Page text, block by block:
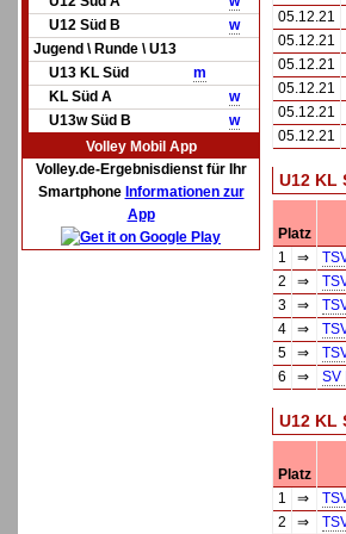
U12 Süd B
w
Jugend \ Runde \ U13
U13 KL Süd
m
KL Süd A
w
U13w Süd B
w
Volley Mobil App
Volley.de-Ergebnisdienst für Ihr
Smartphone Informationen zur
App
05.12.21
05.12.21
05.12.21
05.12.21
05.12.21
05.12.21
U12 KL
Platz
1
⇒
2
⇒
3
⇒
4
⇒
5
⇒
6
⇒ SV
U12 KL
Platz
1
⇒
2
⇒